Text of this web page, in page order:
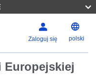
Zaloguj się polski
Europejskiej